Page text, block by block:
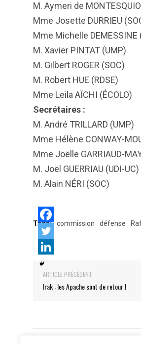
M. Aymeri de
Mme Josette DURRIEU
Mme Michelle DEMESSINE
M. Xavier PINTAT (UMP)
M. Gilbert ROGER (SOC)
M. Robert HUE (RDSE)
Mme Leila AÏCHI (ÉCOLO)
Secrétaires :
M. André TRILLARD (UMP)
Mme Hélène CONWAY-
Mme Joëlle GARRIAUD-
M. Joël GUERRIAU (UDI-UC)
M. Alain NÉRI (SOC)
Tags: commission défense
ARTICLE PRÉCÉDENT
Irak : les Apache sont de retour !